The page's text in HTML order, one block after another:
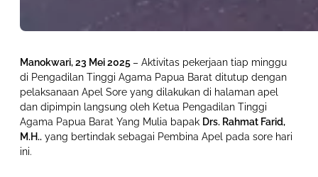
Manokwari, 23 Mei 2025 – Aktivitas pekerjaan tiap minggu
di Pengadilan Tinggi Agama Papua Barat ditutup dengan
pelaksanaan Apel Sore yang dilakukan di halaman apel
dan dipimpin langsung oleh Ketua Pengadilan Tinggi
Agama Papua Barat Yang Mulia bapak Drs. Rahmat Farid,
M.H.. yang bertindak sebagai Pembina Apel pada sore hari
ini.